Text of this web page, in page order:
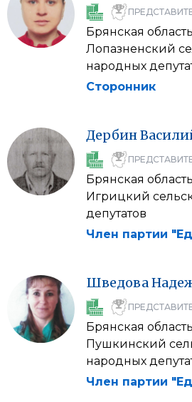
Брянская область
Лопазненский
народных
Сторонник
Дербин
Брянская область
Игрицкий
депутатов
Член партии
Шведова
Брянская область
Пушкинский
народных
Член партии